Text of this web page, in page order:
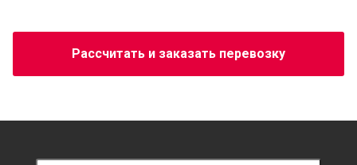
Рассчитать и заказать перевозку